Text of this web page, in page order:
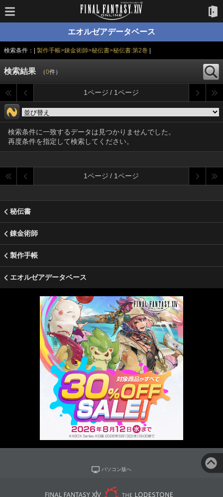
エオルゼアデータベース
検索条件：| 製作手帳>錬金術師>秘伝書>秘伝書:第2巻
検索結果 （0件）
1ページ / 1ページ
検索条件に一致するデータは見つかりませんでした。
再度条件を指定して検索してください。
1ページ / 1ページ
秘伝書
錬金術師
製作手帳
エオルゼアデータベース
パソコン版へ